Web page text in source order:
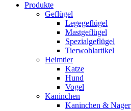
Produkte
Geflügel
Legegeflügel
Mastgeflügel
Spezialgeflügel
Tierwohlartikel
Heimtier
Katze
Hund
Vogel
Kaninchen
Kaninchen & Nager